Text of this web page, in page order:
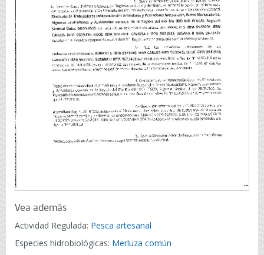
Vea además
Actividad Regulada: Pesca artesanal
Especies hidrobiológicas: Merluza común